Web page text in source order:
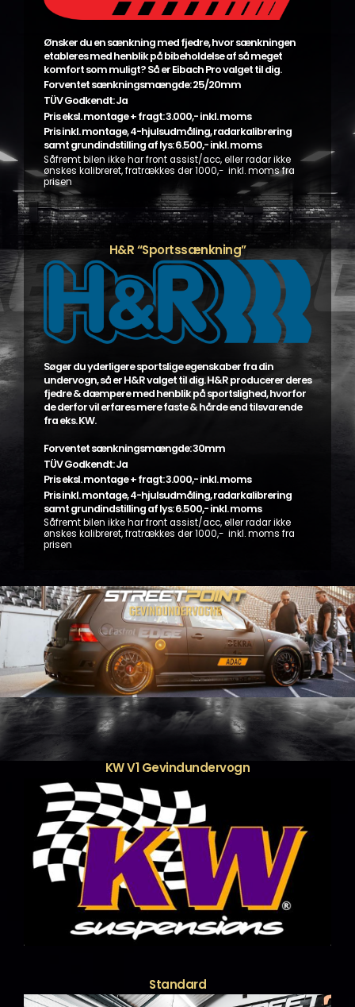
Ønsker du en sænkning med fjedre, hvor sænkningen
etableres med henblik på bibeholdelse af så meget
komfort som muligt? Så er Eibach Pro valget til dig.
Forventet sænkningsmængde: 25/20mm
TÜV Godkendt: Ja
Pris eksl. montage + fragt: 3.000,- inkl. moms
Pris inkl. montage, 4-hjulsudmåling, radarkalibrering
samt grundindstilling af lys: 6.500,- inkl. moms
Såfremt bilen ikke har front assist/acc, eller radar ikke
ønskes kalibreret, fratrækkes der 1000,- inkl. moms fra
prisen
H&R “Sportssænkning”
Søger du yderligere sportslige egenskaber fra din
undervogn, så er H&R valget til dig. H&R producerer deres
fjedre & dæmpere med henblik på sportslighed, hvorfor
de derfor vil erfares mere faste & hårde end tilsvarende
fra eks. KW.
Forventet sænkningsmængde: 30mm
TÜV Godkendt: Ja
Pris eksl. montage + fragt: 3.000,- inkl. moms
Pris inkl. montage, 4-hjulsudmåling, radarkalibrering
samt grundindstilling af lys: 6.500,- inkl. moms
Såfremt bilen ikke har front assist/acc, eller radar ikke
ønskes kalibreret, fratrækkes der 1000,- inkl. moms fra
prisen
KW V1 Gevindundervogn
Standard